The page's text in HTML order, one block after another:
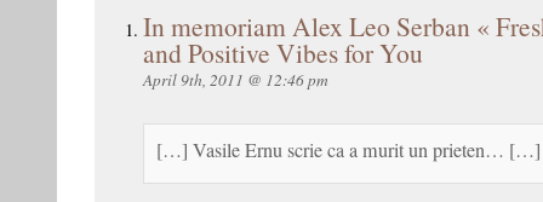
In memoriam Alex Leo Serban «
and Positive Vibes for You
April 9th, 2011 @ 12:46 pm
[…] Vasile Ernu scrie ca a murit un prieten… […]